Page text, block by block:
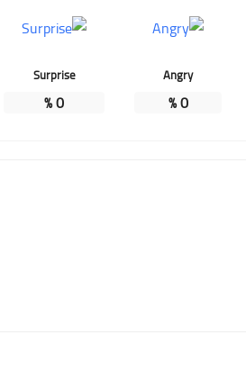
Angry
0
%
Surprise
0
%